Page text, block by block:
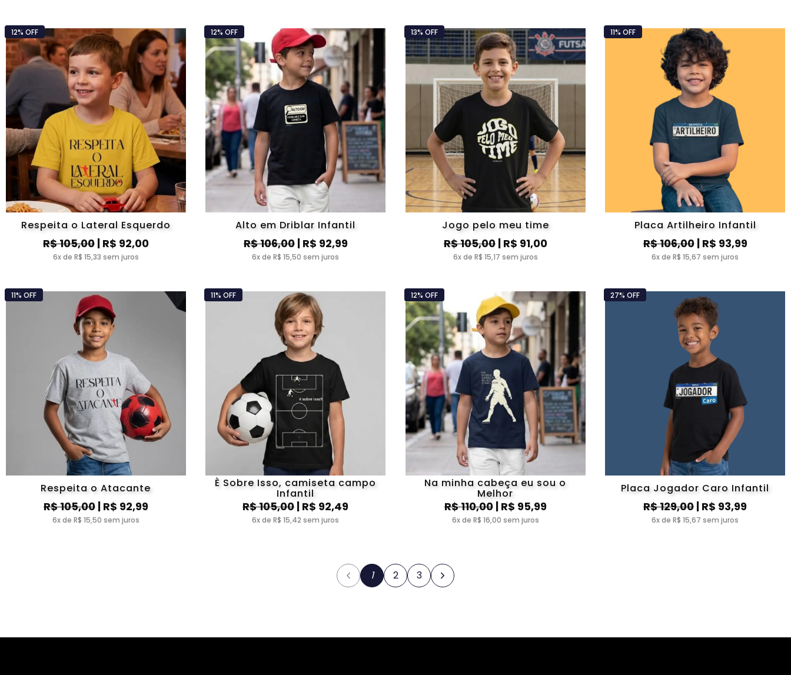
Respeita o Lateral Esquerdo
R$ 105,00| R$ 92,00
6x de R$ 15,33 sem juros
12% OFF
Alto em Driblar Infantil
R$ 106,00| R$ 92,99
6x de R$ 15,50 sem juros
12% OFF
Jogo pelo meu time
R$ 105,00| R$ 91,00
6x de R$ 15,17 sem juros
13% OFF
Placa Artilheiro Infantil
R$ 106,00| R$ 93,99
6x de R$ 15,67 sem juros
11% OFF
Respeita o Atacante
R$ 105,00| R$ 92,99
6x de R$ 15,50 sem juros
11% OFF
È Sobre Isso, camiseta campo
Infantil
R$ 105,00| R$ 92,49
6x de R$ 15,42 sem juros
11% OFF
Na minha cabeça eu sou o
Melhor
R$ 110,00| R$ 95,99
6x de R$ 16,00 sem juros
12% OFF
Placa Jogador Caro Infantil
R$ 129,00| R$ 93,99
6x de R$ 15,67 sem juros
27% OFF
1 2 3